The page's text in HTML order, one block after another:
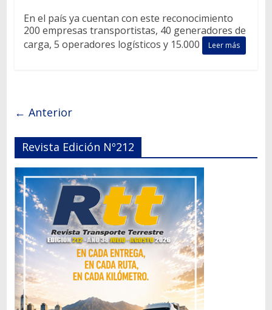
En el país ya cuentan con este reconocimiento
200 empresas transportistas, 40 generadores de
carga, 5 operadores logísticos y 15.000
Leer más
← Anterior
Revista Edición Nº212